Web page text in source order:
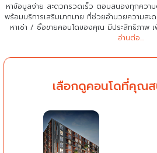
หาข้อมูลง่าย สะดวกรวดเร็ว ตอบสนองทุกควา
พร้อมบริการเสริมมากมาย ที่ช่วยอำนวยความสะ
หาเช่า / ซื้อขายคอนโดของคุณ มีประสิทธิภาพ
อ่านต่อ...
เลือกดูคอนโดที่คุณส